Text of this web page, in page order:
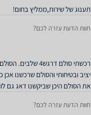
תענוג של שירות,ממליץ בחום!
חוות הדעת עזרה לכם?
רכשתי סולם
יציב ובטיחותי והסולם שרכשנו
את הסולם היכן שביקשנו דאג גם
חוות הדעת עזרה לכם?